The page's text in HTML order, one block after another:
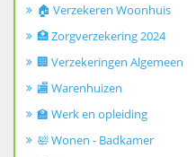
🏠 Verzekeren Woonhuis
🏥 Zorgverzekering 2024
🏢 Verzekeringen Algemeen
🏬 Warenhuizen
🏫 Werk en opleiding
🛀 Wonen - Badkamer